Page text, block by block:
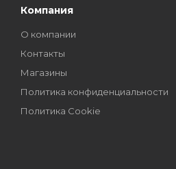
Компания
О компании
Контакты
Магазины
Политика конфиденциальности
Политика Cookie